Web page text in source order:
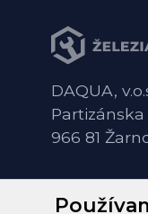
DAQUA,
Partizánska
966 81